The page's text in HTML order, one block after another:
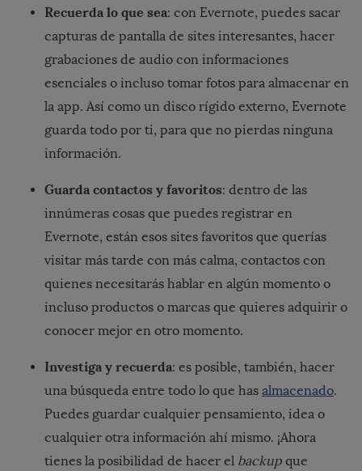
Recuerda lo que sea: con Evernote, puedes sacar
capturas de pantalla de sites interesantes, hacer
grabaciones de audio con informaciones
esenciales o incluso tomar fotos para almacenar en
la app. Así como un disco rígido externo, Evernote
guarda todo por ti, para que no pierdas ninguna
información.
Guarda contactos y favoritos: dentro de las
innúmeras cosas que puedes registrar en
Evernote, están esos sites favoritos que querías
visitar más tarde con más calma, contactos con
quienes necesitarás hablar en algún momento o
incluso productos o marcas que quieres adquirir o
conocer mejor en otro momento.
Investiga y recuerda: es posible, también, hacer
una búsqueda entre todo lo que has almacenado.
Puedes guardar cualquier pensamiento, idea o
cualquier otra información ahí mismo. ¡Ahora
tienes la posibilidad de hacer el backup que